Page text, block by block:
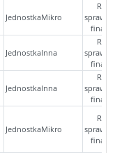
JednostkaMikro
JednostkaInna
JednostkaInna
JednostkaMikro